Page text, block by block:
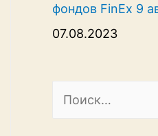
фондов FinEx 9
07.08.2023
а